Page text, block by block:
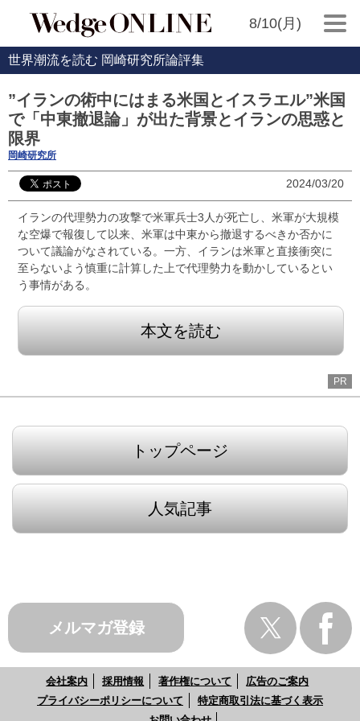
8/10(月)
世界潮流を読む 岡崎研究所論評集
”イランの術中にはまる米国とイスラエル”米国
で「中東撤退論」が出た背景とイランの思惑と
限界
岡崎研究所
2024/03/20
イランの代理勢力の攻撃で米軍兵士3人が死亡し、米軍が大規模
な空爆で報復して以来、米軍は中東から撤退するべきか否かに
ついて議論がなされている。一方、イランは米軍と直接衝突に
至らないよう慎重に計算した上で代理勢力を動かしているとい
う事情がある。
本文を読む
PR
トップページ
人気記事
メルマガ登録
会社案内 採用情報 著作権について
広告のご案内
プライバシーポリシーについて
特定商取引法に基づく表示